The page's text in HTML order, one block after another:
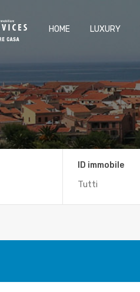
HOME LUXURY
ID immobile